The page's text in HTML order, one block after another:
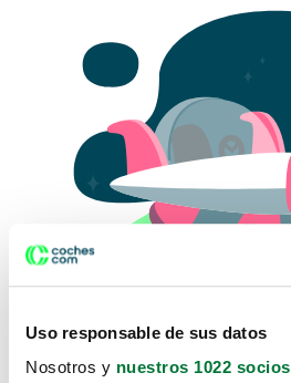
Uso responsable de sus datos
Nosotros y nuestros 1022 socios